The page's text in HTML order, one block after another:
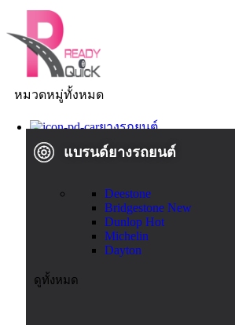
หมวดหมู่ทั้งหมด
ยางรถยนต์
แบรนด์ยางรถยนต์
Deestone
Bridgestone New
Dunlop Hot
Michelin
Dayton
ดูทั้งหมด